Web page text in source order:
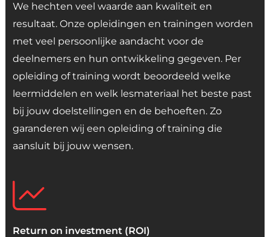
We hechten veel waarde aan kwaliteit en
resultaat. Onze opleidingen en trainingen worden
met veel persoonlijke aandacht voor de
deelnemers en hun ontwikkeling gegeven. Per
opleiding of training wordt beoordeeld welke
leermiddelen en welk lesmateriaal het beste past
bij jouw doelstellingen en de behoeften. Zo
garanderen wij een opleiding of training die
aansluit bij jouw wensen.
Return on investment (ROI)